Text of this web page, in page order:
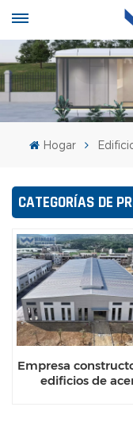
Hogar
CATEGORÍAS DE
Empresa
edificios de